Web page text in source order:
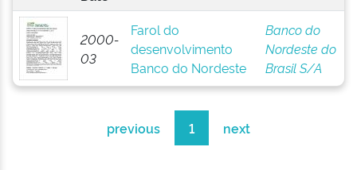
2000-
03
Farol do
desenvolvimento
Banco do Nordeste
Banco do
Nordeste do
Brasil S/A
previous 1 next